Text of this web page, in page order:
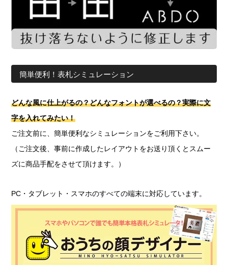
簡単便利！表札シミュレーション
どんな風に仕上がるの？どんなフォントが選べるの？実際に文
字を入れてみたい！
ご注文前に、簡単便利なシミュレーションをご利用下さい。
（ご注文後、事前に作成したレイアウトをお送り頂くとスムー
ズに商品手配をさせて頂けます。）
PC・タブレット・スマホのすべての端末に対応しています。